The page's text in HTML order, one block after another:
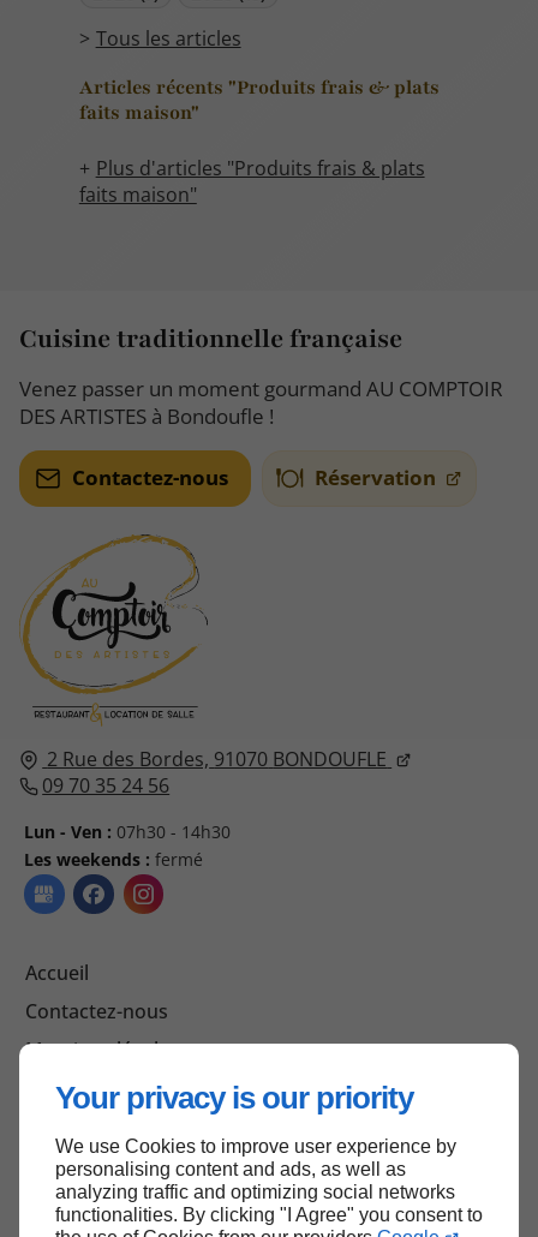
Your privacy is our priority
We use Cookies to improve user experience by
personalising content and ads, as well as
analyzing traffic and optimizing social networks
functionalities. By clicking "I Agree" you consent to
Tous les articles
Articles récents "Produits frais & plats
faits maison"
Plus d'articles "Produits frais & plats
faits maison"
2 Rue des Bordes, 91070 BONDOUFLE
09 70 35 24 56
Lun - Ven : 07h30 - 14h30
Les weekends : fermé
Accueil
Contactez-nous
Mentions légales
Plan du site
Cuisine traditionnelle française
Venez passer un moment gourmand AU COMPTOIR
DES ARTISTES à Bondoufle !
Contactez-nous Réservation
Haut de page